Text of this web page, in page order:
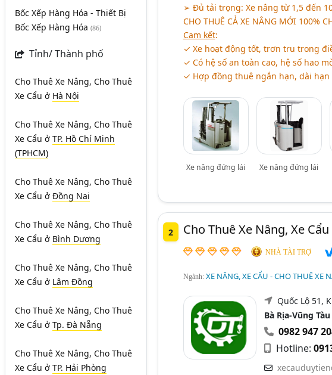
Bốc Xếp Hàng Hóa - Thiết Bị
Bốc Xếp Hàng Hóa (86)
Tỉnh/ Thành phố
Cho Thuê Xe Nâng, Cho Thuê
Xe Cẩu ở Hà Nội
Cho Thuê Xe Nâng, Cho Thuê
Xe Cẩu ở TP. Hồ Chí Minh
(TPHCM)
Cho Thuê Xe Nâng, Cho Thuê
Xe Cẩu ở Đồng Nai
Cho Thuê Xe Nâng, Cho Thuê
Xe Cẩu ở Bình Dương
Cho Thuê Xe Nâng, Cho Thuê
Xe Cẩu ở Lâm Đồng
Cho Thuê Xe Nâng, Cho Thuê
Xe Cẩu ở Tp. Đà Nẵng
Cho Thuê Xe Nâng, Cho Thuê
Xe Cẩu ở TP. Hải Phòng
➢ Đủ tải trọng: Xe nâng từ 1,5 đến
CHO THUÊ CẢ XE NÂNG MỚI 100%
Cam kết:
✓ Xe hoạt động tốt, trơn tru trong
✓ Có hệ số an toàn cao, hệ số hao
✓ Hợp đồng thuê ngắn hạn, dài
Xe nâng đứng lái Xe nâng đứng lái
2 Cho Thuê Xe Nâng, Xe
NHÀ TÀI TRỢ
Ngành: XE NÂNG, XE CẨU - CHO THUÊ XE
Quốc Lộ 51,
Bà Rịa-Vũng Tàu
0982 947
Hotline: